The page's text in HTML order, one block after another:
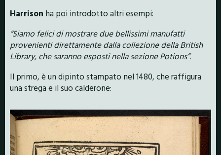
Harrison ha poi introdotto altri esempi:
”Siamo felici di mostrare due bellissimi manufatti
provenienti direttamente dalla collezione della British
Library, che saranno esposti nella sezione Potions”.
Il primo, è un dipinto stampato nel 1480, che raffigura
una strega e il suo calderone: